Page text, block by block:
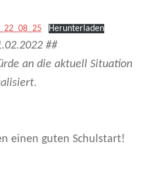
Herunterladen
##
an die aktuell Situation
einen guten Schulstart!